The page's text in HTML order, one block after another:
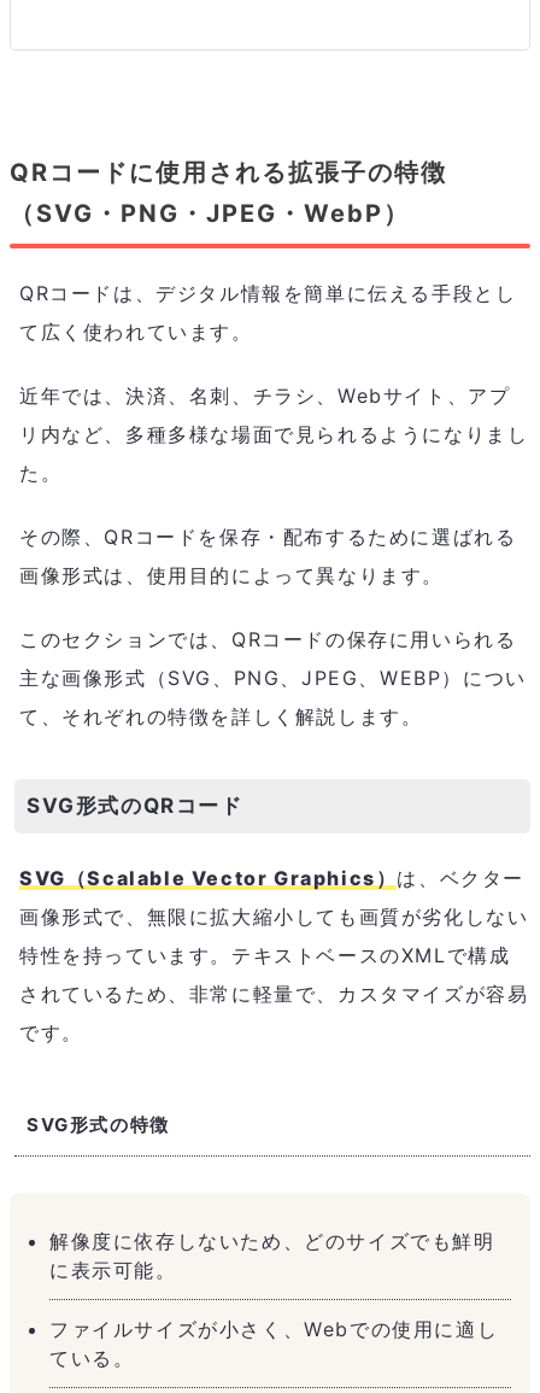
QRコードに使用される拡張子の特徴
（SVG・PNG・JPEG・WebP）
QRコードは、デジタル情報を簡単に伝える手段とし
て広く使われています。
近年では、決済、名刺、チラシ、Webサイト、アプ
リ内など、多種多様な場面で見られるようになりまし
た。
その際、QRコードを保存・配布するために選ばれる
画像形式は、使用目的によって異なります。
このセクションでは、QRコードの保存に用いられる
主な画像形式（SVG、PNG、JPEG、WEBP）につい
て、それぞれの特徴を詳しく解説します。
SVG形式のQRコード
SVG（Scalable Vector Graphics） は、ベクター
画像形式で、無限に拡大縮小しても画質が劣化しない
特性を持っています。テキストベースのXMLで構成
されているため、非常に軽量で、カスタマイズが容易
です。
SVG形式の特徴
解像度に依存しないため、どのサイズでも鮮明
に表示可能。
ファイルサイズが小さく、Webでの使用に適し
ている。